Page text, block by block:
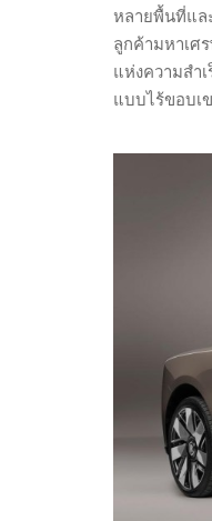
หลายพื้นที่แล
ลูกค้ามหาเศ
แห่งความสำ
แบบไร้ขอบเ